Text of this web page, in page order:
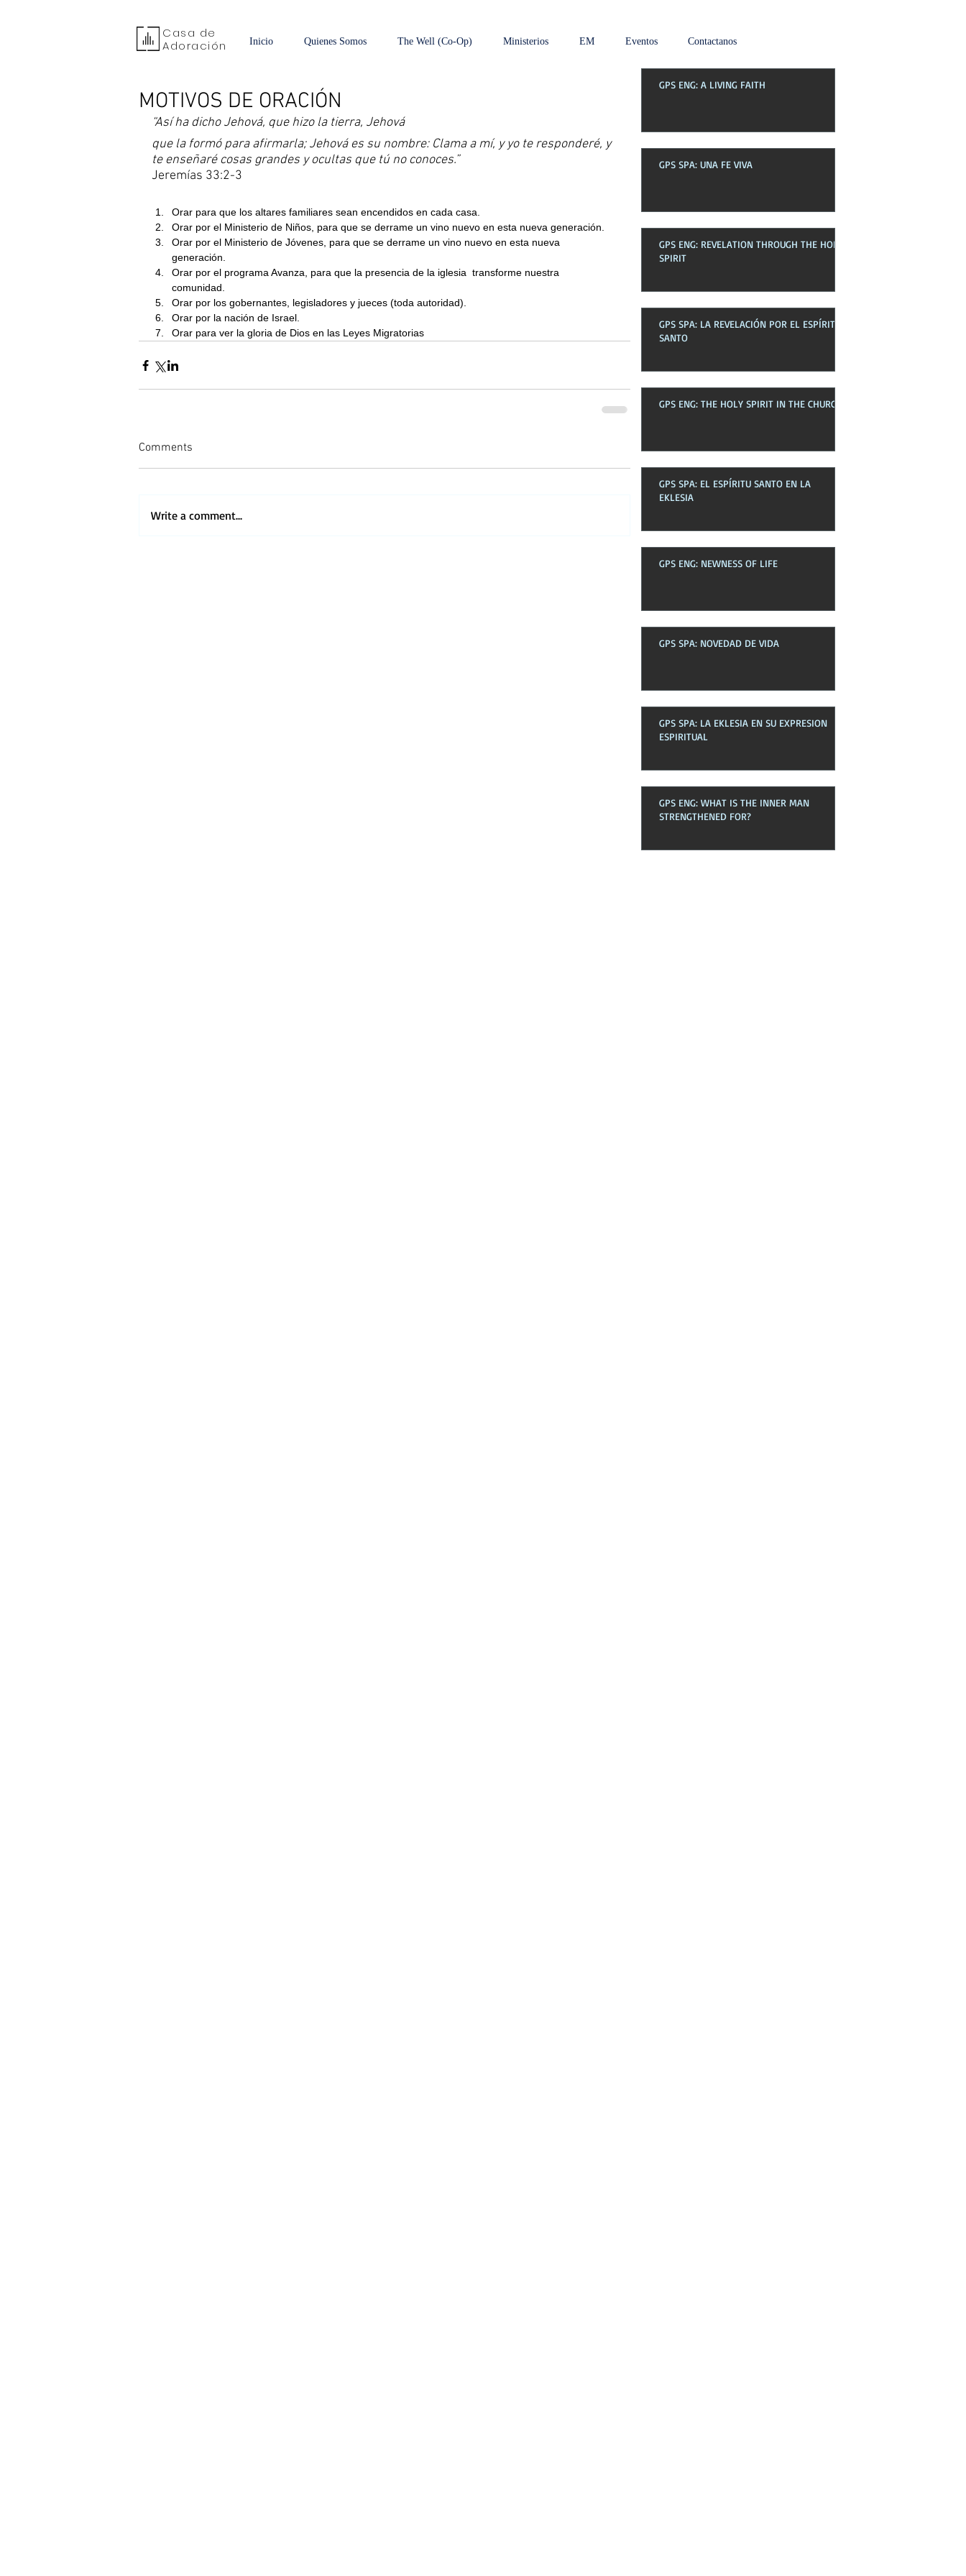
Casa de
Adoración
Inicio Quienes Somos The Well (Co-Op) Ministerios EM Eventos Contactanos
MOTIVOS DE ORACIÓN
“Así ha dicho Jehová, que hizo la tierra, Jehová
que la formó para afirmarla; Jehová es su nombre: Clama a mí, y yo te responderé, y
te enseñaré cosas grandes y ocultas que tú no conoces.”
Jeremías 33:2-3
Orar para que los altares familiares sean encendidos en cada casa.
Orar por el Ministerio de Niños, para que se derrame un vino nuevo en esta nueva generación.
Orar por el Ministerio de Jóvenes, para que se derrame un vino nuevo en esta nueva
generación.
Orar por el programa Avanza, para que la presencia de la iglesia  transforme nuestra
comunidad.
Orar por los gobernantes, legisladores y jueces (toda autoridad).
Orar por la nación de Israel.
Orar para ver la gloria de Dios en las Leyes Migratorias
Comments
Write a comment...
Boletines pasados
GPS ENG: A LIVING FAITH
GPS SPA: UNA FE VIVA
GPS ENG: REVELATION THROUGH THE HOLY
SPIRIT
GPS SPA: LA REVELACIÓN POR EL ESPÍRITU
SANTO
GPS ENG: THE HOLY SPIRIT IN THE CHURCH
GPS SPA: EL ESPÍRITU SANTO EN LA
EKLESIA
GPS ENG: NEWNESS OF LIFE
GPS SPA: NOVEDAD DE VIDA
GPS SPA: LA EKLESIA EN SU EXPRESION
ESPIRITUAL
GPS ENG: WHAT IS THE INNER MAN
STRENGTHENED FOR?